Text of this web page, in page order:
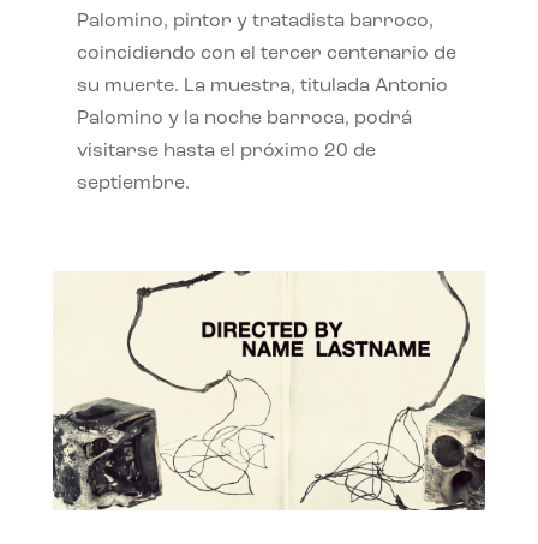
Palomino, pintor y tratadista barroco,
coincidiendo con el tercer centenario de
su muerte. La muestra, titulada Antonio
Palomino y la noche barroca, podrá
visitarse hasta el próximo 20 de
septiembre.